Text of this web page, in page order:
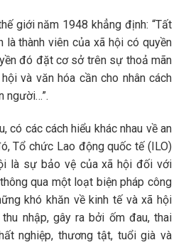
giới năm 1948 khẳng định: “Tất
thành viên của xã hội có quyền
đó đặt cơ sở trên sự thoả mãn
và văn hóa cần cho nhân cách
người…”.
có các cách hiểu khác nhau về an
Tổ chức Lao động quốc tế (ILO)
là sự bảo vệ của xã hội đối với
qua một loạt biện pháp công
khó khăn về kinh tế và xã hội
nhập, gây ra bởi ốm đau, thai
nghiệp, thương tật, tuổi già và